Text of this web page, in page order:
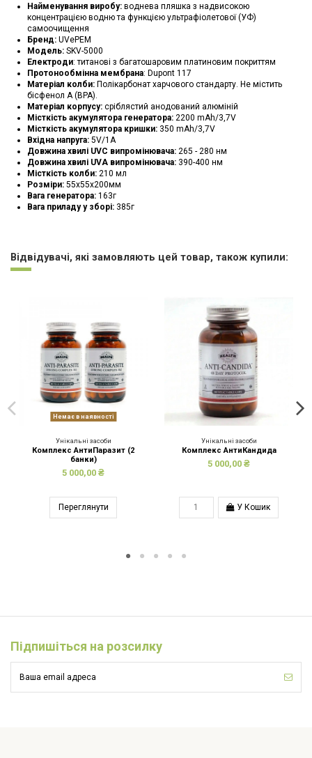
Найменування виробу: воднева пляшка з надвисокою
концентрацією водню та функцією ультрафіолетової (УФ)
самоочищення
Бренд: UVePEM
Модель: SKV-5000
Електроди: титанові з багатошаровим платиновим покриттям
Протонообмінна мембрана: Dupont 117
Матеріал колби: Полікарбонат харчового стандарту. Не містить
бісфенол А (ВРА).
Матеріал корпусу: сріблястий анодований алюміній
Місткість акумулятора генератора: 2200 mAh/3,7V
Місткість акумулятора кришки: 350 mAh/3,7V
Вхідна напруга: 5V/1A
Довжина хвилі UVC випромінювача: 265 - 280 нм
Довжина хвилі UVA випромінювача: 390-400 нм
Місткість колби: 210 мл
Розміри: 55х55х200мм
Вага генератора: 163г
Вага приладу у зборі: 385г
Очен понравилось
первые результаты: ушло напряжение во всём теле, решилась
проблема с постоянной изжогой и другие проблемы ЖКТ. Если бы
знала что будет такой эффект, то приобрела бы его раньше. Спасибо!
Иринана2026-08-05
Відвідувачі, які замовляють цей товар, також купили:
Немає в наявності
Унікальні засоби
Комплекс АнтиПаразит (2
банки)
5 000,00 ₴
Переглянути
Унікальні засоби
Комплекс АнтиКандида
5 000,00 ₴
У Кошик
Підпишіться на розсилку